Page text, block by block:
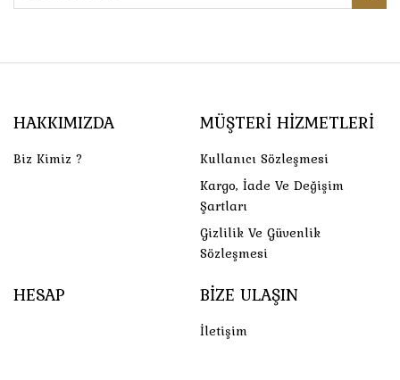
HAKKIMIZDA
Biz Kimiz ?
MÜŞTERI HIZMETLERI
Kullanıcı Sözleşmesi
Kargo, İade Ve Değişim
Şartları
Gizlilik Ve Güvenlik
Sözleşmesi
HESAP BIZE ULAŞIN
İletişim